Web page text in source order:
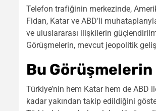
Telefon trafiğinin merkezinde,
Fidan, Katar ve ABD’li
ve uluslararası ilişkilerin
Görüşmelerin, mevcut jeopolitik
Bu
Türkiye’nin hem Katar hem de ABD
kadar yakından takip edildiğini